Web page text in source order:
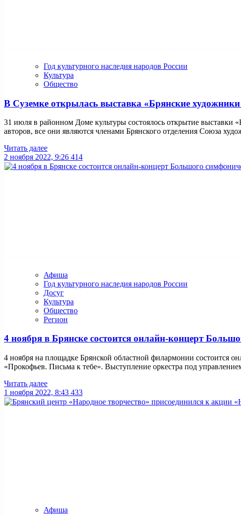
Год культурного наследия народов России
Культура
Общество
В Суземке открылась выставка «Брянские
31 июля в районном Доме культуры состоялось открытие выставки
авторов, все они являются членами Брянского отделения Союза
Читать далее
2 ноября 2022, 9:26 414
Афиша
Год культурного наследия народов России
Досуг
Культура
Общество
Регион
4 ноября в Брянске состоится онлайн-концерт
4 ноября на площадке Брянской областной филармонии состоится
«Прокофьев. Письма к тебе». Выступление оркестра под
Читать далее
1 ноября 2022, 8:43 433
Афиша